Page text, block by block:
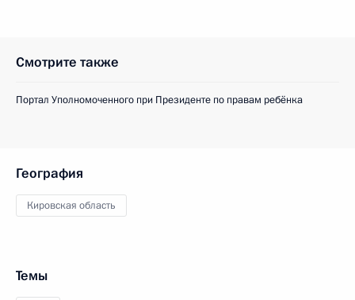
Смотрите также
Портал Уполномоченного при Президенте по правам ребёнка
География
Кировская область
Темы